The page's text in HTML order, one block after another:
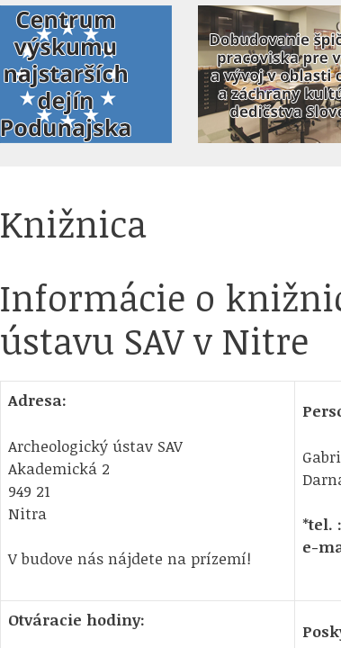
Knižnica
Informácie o
ústavu SAV v Nitre
Adresa:
Archeologický ústav SAV
Akademická 2
949 21
Nitra
V budove nás nájdete na prízemí!
*tel. :
e-
Otváracie hodiny: